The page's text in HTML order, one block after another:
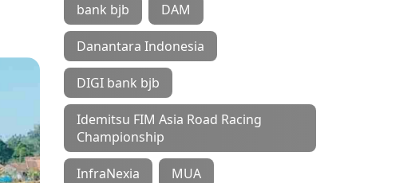
bank bjb DAM
Danantara Indonesia
DIGI bank bjb
Idemitsu FIM Asia Road Racing
Championship
InfraNexia MUA